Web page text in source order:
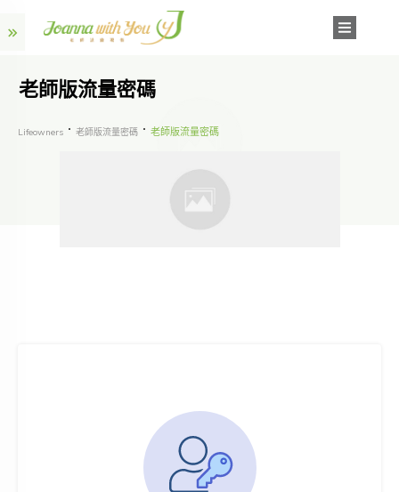
老師版流量密碼
Lifeowners 老師版流量密碼 老師版流量密碼